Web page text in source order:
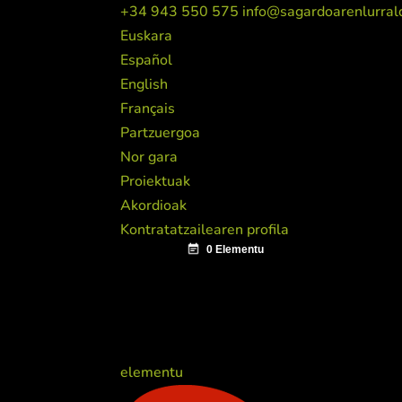
+34 943 550 575
Euskara
Español
English
Français
Partzuergoa
Nor gara
Proiektuak
Akordioak
Kontratatzailearen profila
elementu